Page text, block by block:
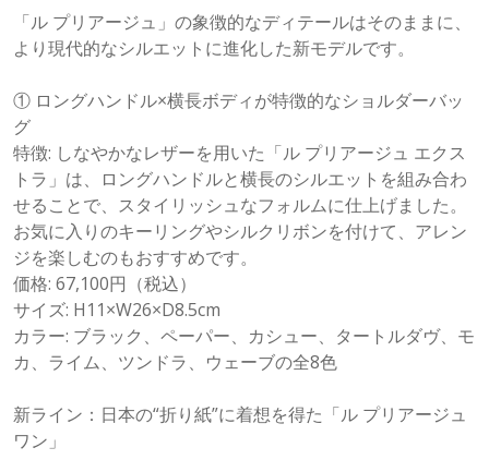
「ル プリアージュ」の象徴的なディテールはそのままに、
より現代的なシルエットに進化した新モデルです。
① ロングハンドル×横長ボディが特徴的なショルダーバッ
グ
特徴: しなやかなレザーを用いた「ル プリアージュ エクス
トラ」は、ロングハンドルと横長のシルエットを組み合わ
せることで、スタイリッシュなフォルムに仕上げました。
お気に入りのキーリングやシルクリボンを付けて、アレン
ジを楽しむのもおすすめです。
価格: 67,100円（税込）
サイズ: H11×W26×D8.5cm
カラー: ブラック、ペーパー、カシュー、タートルダヴ、モ
カ、ライム、ツンドラ、ウェーブの全8色
新ライン：日本の“折り紙”に着想を得た「ル プリアージュ
ワン」